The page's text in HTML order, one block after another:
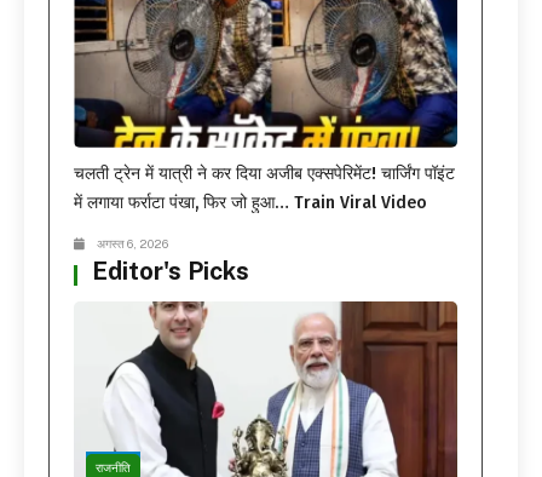
चलती ट्रेन में यात्री ने कर दिया अजीब एक्सपेरिमेंट! चार्जिंग पॉइंट
में लगाया फर्राटा पंखा, फिर जो हुआ… Train Viral Video
अगस्त 6, 2026
Editor's Picks
राजनीति